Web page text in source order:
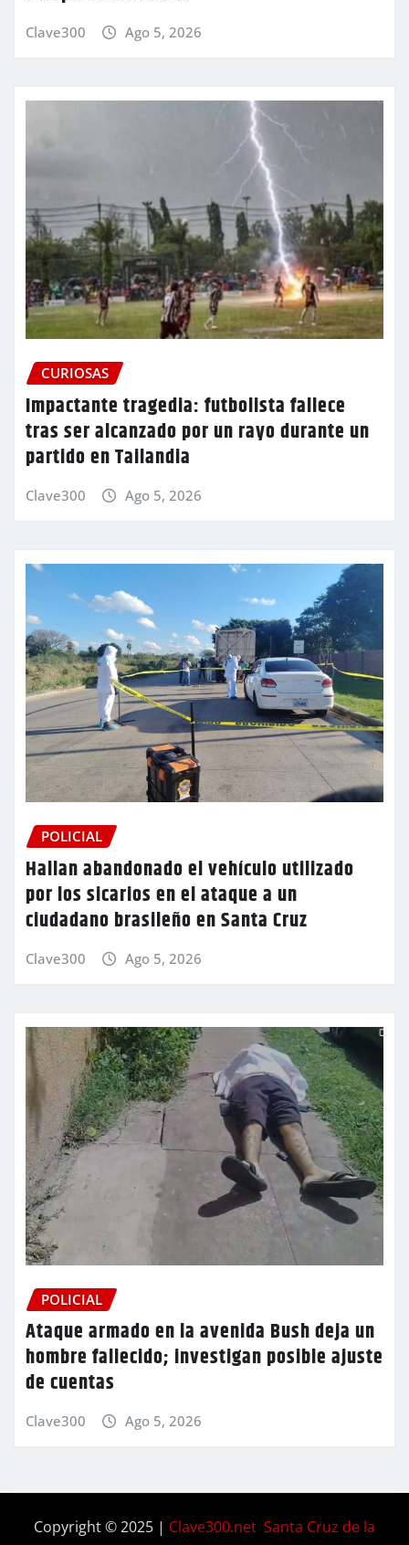
Clave300 Ago 5, 2026
CURIOSAS
Impactante tragedia: futbolista fallece
tras ser alcanzado por un rayo durante un
partido en Tailandia
Clave300 Ago 5, 2026
POLICIAL
Hallan abandonado el vehículo utilizado
por los sicarios en el ataque a un
ciudadano brasileño en Santa Cruz
Clave300 Ago 5, 2026
POLICIAL
Ataque armado en la avenida Bush deja un
hombre fallecido; investigan posible ajuste
de cuentas
Clave300 Ago 5, 2026
Copyright © 2025 | Clave300.net Santa Cruz de la